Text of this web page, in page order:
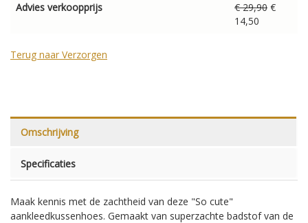
Advies verkoopprijs € 29,90 €
14,50
Terug naar Verzorgen
Omschrijving
Specificaties
Maak kennis met de zachtheid van deze "So cute"
aankleedkussenhoes. Gemaakt van superzachte badstof van de